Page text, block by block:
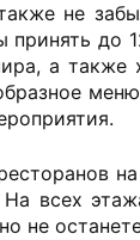
не
до
а также
всех
не